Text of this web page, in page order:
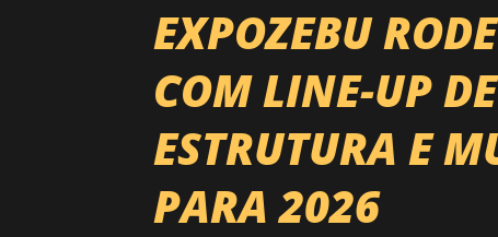
EXPOZEBU
COM LINE-UP
ESTRUTURA E
PARA 2026